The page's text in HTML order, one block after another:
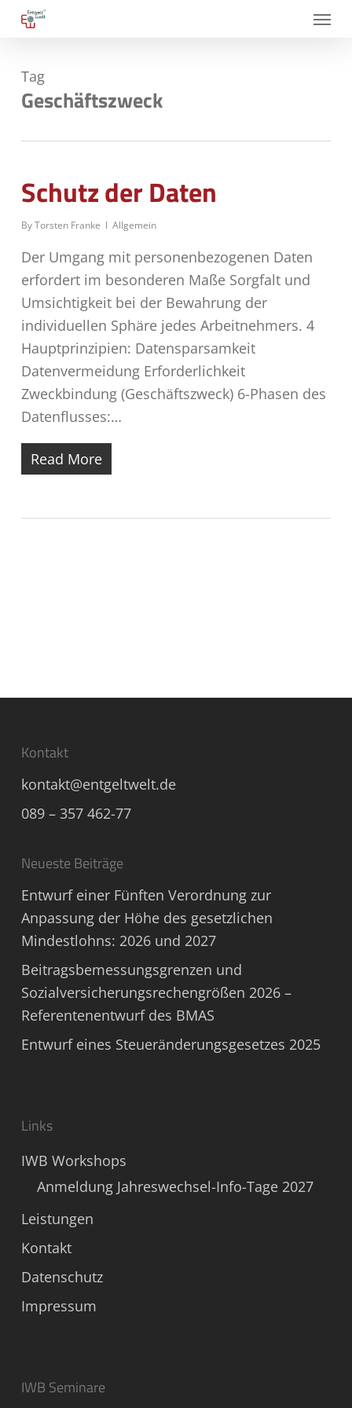
Skip
content
Menu
Tag
Geschäftszweck
Schutz der Daten
ByTorsten Franke Allgemein
Der Umgang mit personenbezogenen Daten
erfordert im besonderen Maße Sorgfalt und
Umsichtigkeit bei der Bewahrung der
individuellen Sphäre jedes Arbeitnehmers. 4
Hauptprinzipien: Datensparsamkeit
Datenvermeidung Erforderlichkeit
Zweckbindung (Geschäftszweck) 6-Phasen des
Datenflusses:…
Read More
Kontakt
kontakt@entgeltwelt.de
089 – 357 462-77
Neueste Beiträge
Entwurf einer Fünften Verordnung zur
Anpassung der Höhe des gesetzlichen
Mindestlohns: 2026 und 2027
Beitragsbemessungsgrenzen und
Sozialversicherungsrechengrößen 2026 –
Referentenentwurf des BMAS
Entwurf eines Steueränderungsgesetzes 2025
Links
IWB Workshops
Anmeldung Jahreswechsel-Info-Tage 2027
Leistungen
Kontakt
Datenschutz
Impressum
IWB Seminare